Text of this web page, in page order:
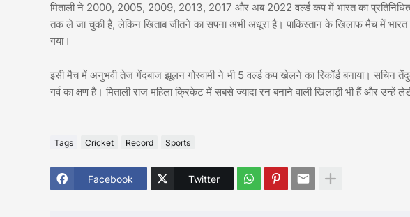
मिताली ने 2000, 2005, 2009, 2013, 2017 और अब 2022 वर्ल्ड कप में भारत का
तक ले जा चुकी हैं, लेकिन खिताब जीतने का सपना अभी अधूरा है। पाकिस्तान के खिलाफ मैच में भारत
गया।
इसी मैच में अनुभवी तेज गेंदबाज झूलन गोस्वामी ने भी 5 वर्ल्ड कप खेलने का रिकॉर्ड बनाया। सचिन
गर्व का क्षण है। मिताली राज महिला क्रिकेट में सबसे ज्यादा रन बनाने वाली खिलाड़ी भी हैं और उन्हें
Tags Cricket Record Sports
Facebook Twitter